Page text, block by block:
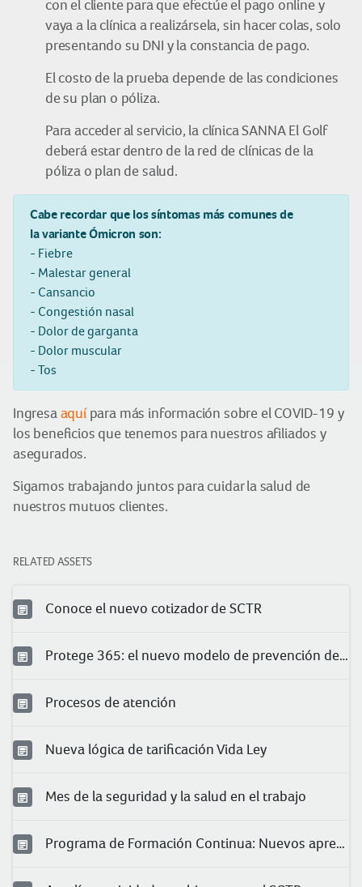
con el cliente para que efectúe el pago online y
vaya a la clínica a realizársela, sin hacer colas, solo
presentando su DNI y la constancia de pago.
El costo de la prueba depende de las condiciones
de su plan o póliza.
Para acceder al servicio, la clínica SANNA El Golf
deberá estar dentro de la red de clínicas de la
póliza o plan de salud.
Cabe recordar que los síntomas más comunes de
la variante Ómicron son:
- Fiebre
- Malestar general
- Cansancio
- Congestión nasal
- Dolor de garganta
- Dolor muscular
- Tos
Ingresa aquípara más información sobre el COVID-19 y
los beneficios que tenemos para nuestros afiliados y
asegurados.
Sigamos trabajando juntos para cuidar la salud de
nuestros mutuos clientes.
RELATED ASSETS
Conoce el nuevo cotizador de SCTR
Protege 365: el nuevo modelo de prevención de Pacífico
Procesos de atención
Nueva lógica de tarificación Vida Ley
Mes de la seguridad y la salud en el trabajo
Programa de Formación Continua: Nuevos aprendizajes para nuestros clientes